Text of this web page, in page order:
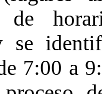
de
se
7:00 a